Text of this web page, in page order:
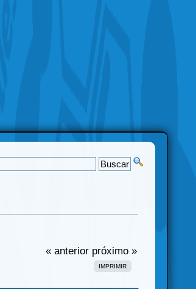
« anterior próximo »
IMPRIMIR